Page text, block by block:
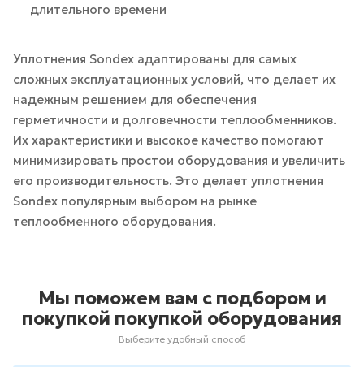
длительного времени
Уплотнения Sondex адаптированы для самых
сложных эксплуатационных условий, что делает их
надежным решением для обеспечения
герметичности и долговечности теплообменников.
Их характеристики и высокое качество помогают
минимизировать простои оборудования и увеличить
его производительность. Это делает уплотнения
Sondex популярным выбором на рынке
теплообменного оборудования.
Мы поможем вам с подбором и
покупкой покупкой оборудования
Выберите удобный способ